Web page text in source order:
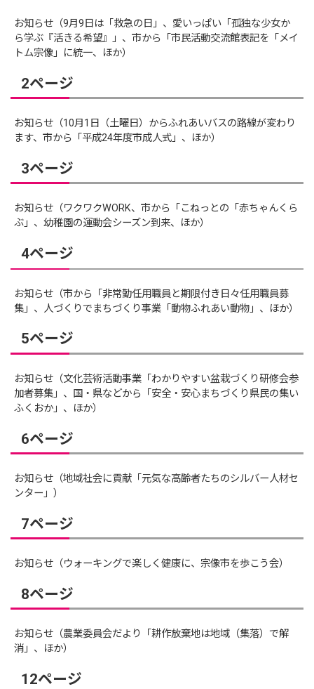
お知らせ（9月9日は「救急の日」、愛いっぱい「孤独な少女か
ら学ぶ『活きる希望』」、市から「市民活動交流館表記を「メイ
トム宗像」に統一、ほか）
2ページ
お知らせ（10月1日（土曜日）からふれあいバスの路線が変わり
ます、市から「平成24年度市成人式」、ほか）
3ページ
お知らせ（ワクワクWORK、市から「こねっとの「赤ちゃんくら
ぶ」、幼稚園の運動会シーズン到来、ほか）
4ページ
お知らせ（市から「非常勤任用職員と期限付き日々任用職員募
集」、人づくりでまちづくり事業「動物ふれあい動物」、ほか）
5ページ
お知らせ（文化芸術活動事業「わかりやすい盆栽づくり研修会参
加者募集」、国・県などから「安全・安心まちづくり県民の集い
ふくおか」、ほか）
6ページ
お知らせ（地域社会に貢献「元気な高齢者たちのシルバー人材セ
ンター」）
7ページ
お知らせ（ウォーキングで楽しく健康に、宗像市を歩こう会）
8ページ
お知らせ（農業委員会だより「耕作放棄地は地域（集落）で解
消」、ほか）
12ページ